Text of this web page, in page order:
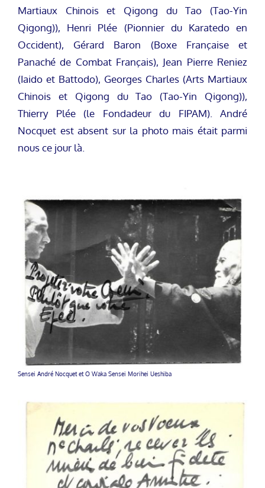
Martiaux Chinois et Qigong du Tao (Tao-Yin
Qigong)), Henri Plée (Pionnier du Karatedo en
Occident), Gérard Baron (Boxe Française et
Panaché de Combat Français), Jean Pierre Reniez
(Iaido et Battodo), Georges Charles (Arts Martiaux
Chinois et Qigong du Tao (Tao-Yin Qigong)),
Thierry Plée (le Fondadeur du FIPAM). André
Nocquet est absent sur la photo mais était parmi
nous ce jour là.
Sensei André Nocquet et O Waka Sensei Morihei Ueshiba